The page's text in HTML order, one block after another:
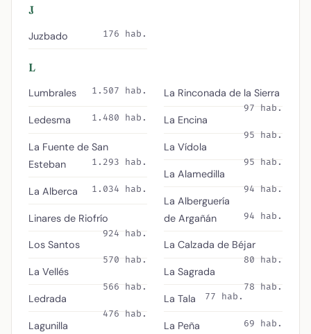
J
Juzbado 176 hab.
L
Lumbrales 1.507 hab.
Ledesma 1.480 hab.
La Fuente de San
Esteban
1.293 hab.
La Alberca 1.034 hab.
Linares de Riofrío
924 hab.
Los Santos
570 hab.
La Vellés
566 hab.
Ledrada
476 hab.
Lagunilla
La Rinconada de la Sierra
97 hab.
La Encina
95 hab.
La Vídola
95 hab.
La Alamedilla
94 hab.
La Alberguería
de Argañán
94 hab.
La Calzada de Béjar
80 hab.
La Sagrada
78 hab.
La Tala 77 hab.
La Peña 69 hab.